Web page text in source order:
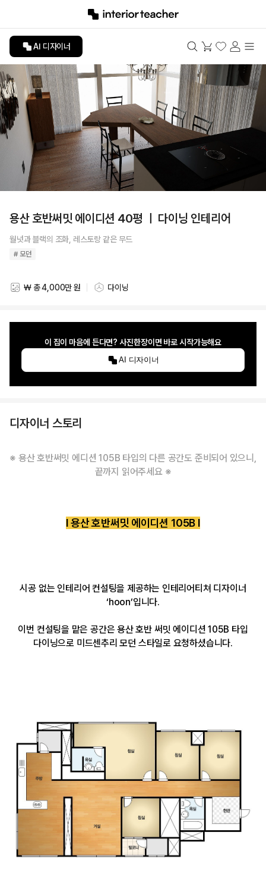
AI 디자이너
용산 호반써밋 에이디션 40평 ㅣ 다이닝 인테리어
월넛과 블랙의 조화, 레스토랑 같은 무드
# 모던
스타일링 비용
₩ 총 4,000만 원 스타일링 공간
다이닝
이 집이 마음에 든다면? 사진한장이면 바로 시작가능해요
AI 디자이너
디자이너 스토리
※ 용산 호반써밋 에디션 105B 타입의 다른 공간도 준비되어 있으니,
끝까지 읽어주세요 ※
l 용산 호반써밋 에이디션 105B l
시공 없는 인테리어 컨설팅을 제공하는 인테리어티쳐 디자이너
‘hoon’입니다.
이번 컨설팅을 맡은 공간은 용산 호반 써밋 에이디션 105B 타입
다이닝으로 미드센추리 모던 스타일로 요청하셨습니다.